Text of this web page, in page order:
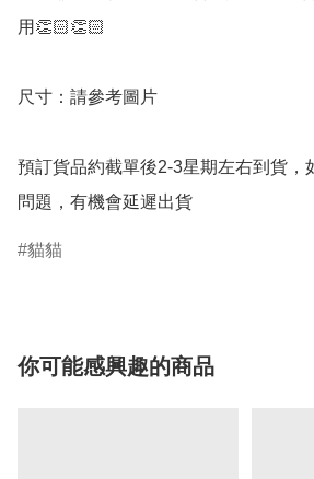
用👏🏻👏🏻
尺寸：請參考圖片
預訂貨品約截單後2-3星期左右到貨，
問題，有機會延遲出貨
貓貓
你可能感興趣的商品